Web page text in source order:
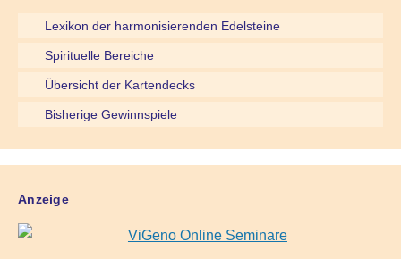
Lexikon der harmonisierenden Edelsteine
Spirituelle Bereiche
Übersicht der Kartendecks
Bisherige Gewinnspiele
Anzeige